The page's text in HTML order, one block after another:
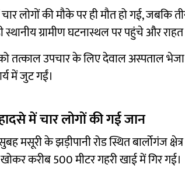
लोगों की मौके पर ही मौत हो गई, जबकि
स्थानीय ग्रामीण घटनास्थल पर पहुंचे और
तत्काल उपचार के लिए देवाल अस्पताल
में जुट गईं।
में चार लोगों की गई जान
मसूरी के झड़ीपानी रोड स्थित बार्लोगंज
करीब 500 मीटर गहरी खाई में गिर गई।